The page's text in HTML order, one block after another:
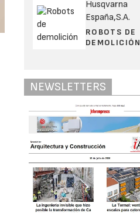
Husqvarna
España,S.A.
ROBOTS DE
DEMOLICIÓN
NEWSLETTERS